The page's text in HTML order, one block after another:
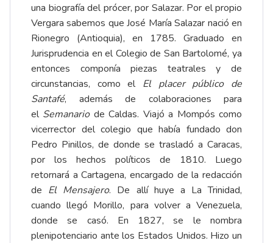
una biografía del prócer, por Salazar. Por el propio
Vergara sabemos que José María Salazar nació en
Rionegro (Antioquia), en 1785. Graduado en
Jurisprudencia en el Colegio de San Bartolomé, ya
entonces componía piezas teatrales y de
circunstancias, como el El placer público de
Santafé, además de colaboraciones para
el Semanario de Caldas. Viajó a Mompós como
vicerrector del colegio que había fundado don
Pedro Pinillos, de donde se trasladó a Caracas,
por los hechos políticos de 1810. Luego
retornará a Cartagena, encargado de la redacción
de El Mensajero. De allí huye a La Trinidad,
cuando llegó Morillo, para volver a Venezuela,
donde se casó. En 1827, se le nombra
plenipotenciario ante los Estados Unidos. Hizo un